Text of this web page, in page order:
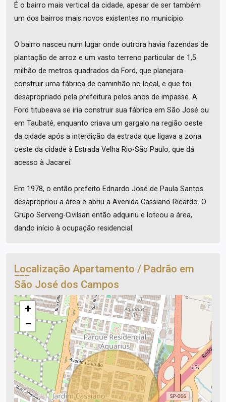
É o bairro mais vertical da cidade, apesar de ser também
um dos bairros mais novos existentes no município.
O bairro nasceu num lugar onde outrora havia fazendas de
plantação de arroz e um vasto terreno particular de 1,5
milhão de metros quadrados da Ford, que planejara
construir uma fábrica de caminhão no local, e que foi
desapropriado pela prefeitura pelos anos de impasse. A
Ford titubeava se iria construir sua fábrica em São José ou
em Taubaté, enquanto criava um gargalo na região oeste
da cidade após a interdição da estrada que ligava a zona
oeste da cidade à Estrada Velha Rio-São Paulo, que dá
acesso à Jacareí.
Em 1978, o então prefeito Ednardo José de Paula Santos
desapropriou a área e abriu a Avenida Cassiano Ricardo. O
Grupo Serveng-Civilsan então adquiriu e loteou a área,
dando início à ocupação residencial.
Localização Apartamento / Padrão em
São José dos Campos
+
−